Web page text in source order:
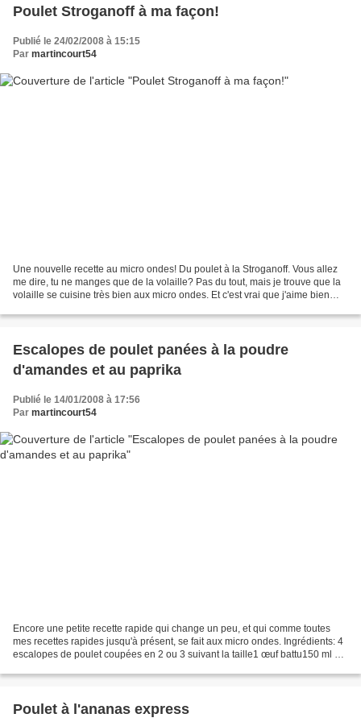
Poulet Stroganoff à ma façon!
Publié le 24/02/2008 à 15:15
Par martincourt54
Une nouvelle recette au micro ondes! Du poulet à la Stroganoff. Vous allez
me dire, tu ne manges que de la volaille? Pas du tout, mais je trouve que la
volaille se cuisine très bien aux micro ondes. Et c'est vrai que j'aime bien
Escalopes de poulet panées à la poudre
d'amandes et au paprika
Publié le 14/01/2008 à 17:56
Par martincourt54
Encore une petite recette rapide qui change un peu, et qui comme toutes
mes recettes rapides jusqu'à présent, se fait aux micro ondes. Ingrédients: 4
escalopes de poulet coupées en 2 ou 3 suivant la taille1 œuf battu150 ml de
Poulet à l'ananas express